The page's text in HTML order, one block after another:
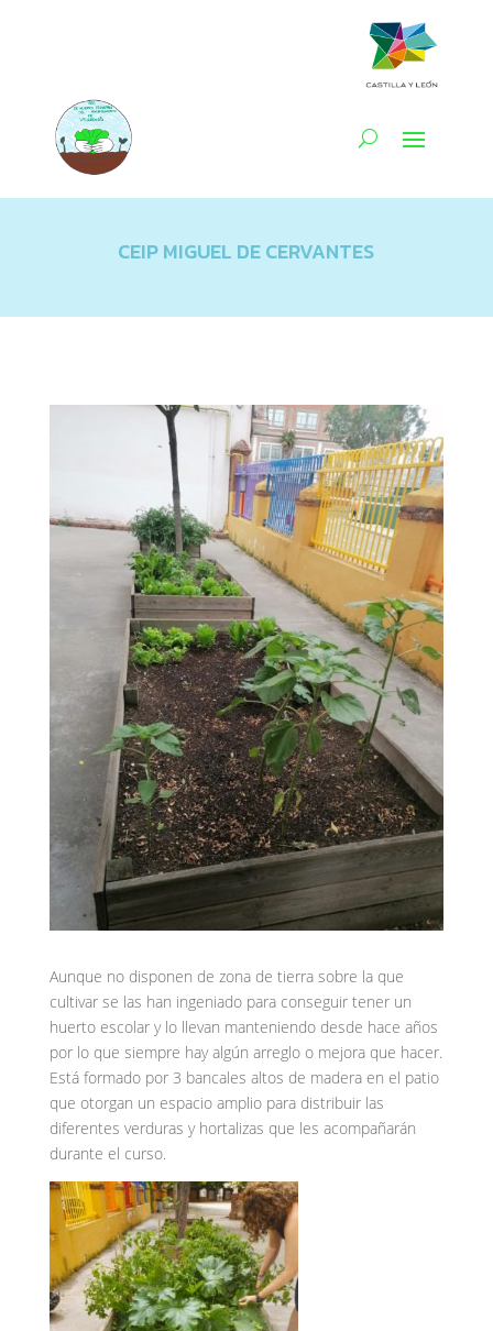
CEIP MIGUEL DE CERVANTES
Aunque no disponen de zona de tierra sobre la que
cultivar se las han ingeniado para conseguir tener un
huerto escolar y lo llevan manteniendo desde hace años
por lo que siempre hay algún arreglo o mejora que hacer.
Está formado por 3 bancales altos de madera en el patio
que otorgan un espacio amplio para distribuir las
diferentes verduras y hortalizas que les acompañarán
durante el curso.